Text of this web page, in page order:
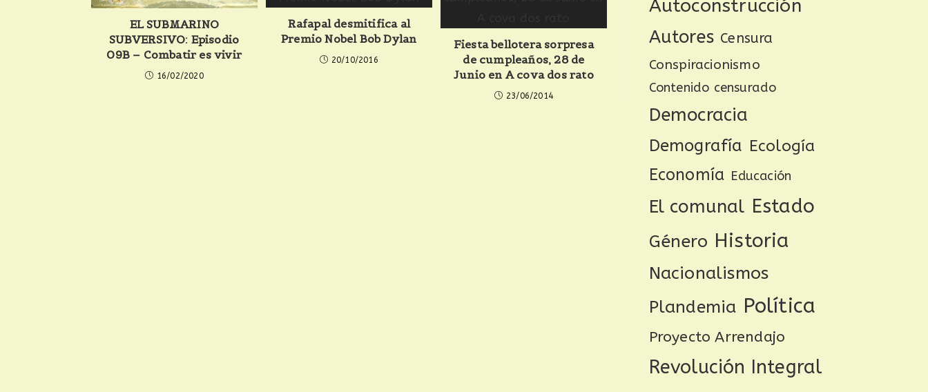
EL SUBMARINO
SUBVERSIVO: Episodio
09B – Combatir es vivir
16/02/2020
Rafapal desmitifica al
Premio Nobel Bob Dylan
20/10/2016
Fiesta bellotera sorpresa
de cumpleaños, 28 de
Junio en A cova dos rato
23/06/2014
Autoconstrucción
Autores Censura
Conspiracionismo
Contenido censurado
Democracia
Demografía Ecología
Economía Educación
El comunal Estado
Género Historia
Nacionalismos
Plandemia Política
Proyecto Arrendajo
Revolución Integral